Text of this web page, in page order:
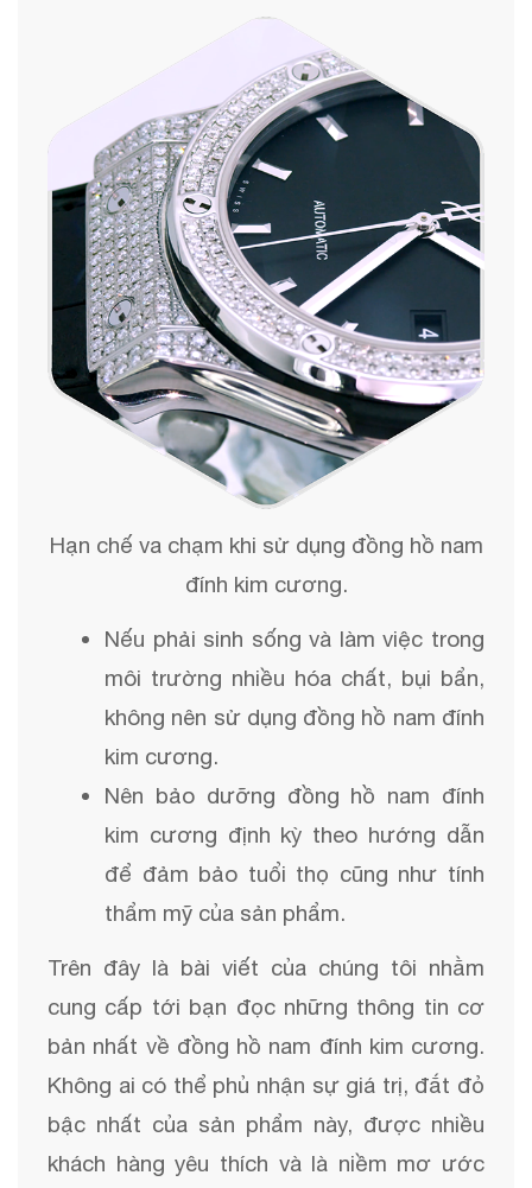
Hạn chế va chạm khi sử dụng đồng hồ nam
đính kim cương.
Nếu phải sinh sống và làm việc trong
môi trường nhiều hóa chất, bụi bẩn,
không nên sử dụng đồng hồ nam đính
kim cương.
Nên bảo dưỡng đồng hồ nam đính
kim cương định kỳ theo hướng dẫn
để đảm bảo tuổi thọ cũng như tính
thẩm mỹ của sản phẩm.
Trên đây là bài viết của chúng tôi nhằm
cung cấp tới bạn đọc những thông tin cơ
bản nhất về đồng hồ nam đính kim cương.
Không ai có thể phủ nhận sự giá trị, đắt đỏ
bậc nhất của sản phẩm này, được nhiều
khách hàng yêu thích và là niềm mơ ước